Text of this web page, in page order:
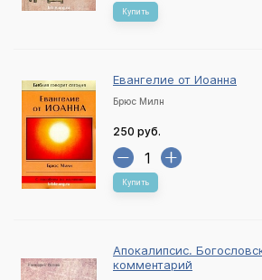
Купить
Евангелие от Иоанна
Брюс Милн
250 руб.
Купить
Апокалипсис.
комментарий